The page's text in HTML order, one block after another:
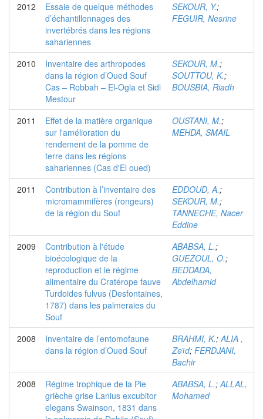
2012
Essaie de quelque méthodes
d’échantillonnages des
invertébrés dans les régions
sahariennes
SEKOUR, Y.;
FEGUIR, Nesrine
2010
Inventaire des arthropodes
dans la région d’Oued Souf
Cas – Robbah – El-Ogla et Sidi
Mestour
SEKOUR, M.;
SOUTTOU, K.;
BOUSBIA, Riadh
2011
Effet de la matière organique
sur l'amélioration du
rendement de la pomme de
terre dans les régions
sahariennes (Cas d'El oued)
OUSTANI, M.;
MEHDA, SMAIL
2011
Contribution à l’inventaire des
micromammifères (rongeurs)
de la région du Souf
EDDOUD, A.;
SEKOUR, M.;
TANNECHE, Nacer
Eddine
2009
Contribution à l'étude
bioécologique de la
reproduction et le régime
alimentaire du Cratérope fauve
Turdoides fulvus (Desfontaines,
1787) dans les palmeraies du
Souf
ABABSA, L.;
GUEZOUL, O.;
BEDDADA,
Abdelhamid
2008
Inventaire de l’entomofaune
dans la région d’Oued Souf
BRAHMI, K.;ALIA ,
Zeϊd; FERDJANI,
Bachir
2008
Régime trophique de la Pie
grièche grise Lanius excubitor
elegans Swainson, 1831 dans
ABABSA, L.;ALLAL,
Mohamed